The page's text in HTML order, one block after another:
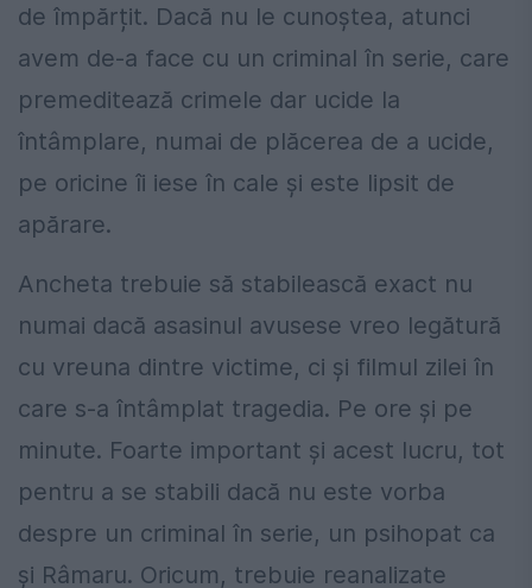
de împărțit. Dacă nu le cunoștea, atunci
avem de-a face cu un criminal în serie, care
premeditează crimele dar ucide la
întâmplare, numai de plăcerea de a ucide,
pe oricine îi iese în cale și este lipsit de
apărare.
Ancheta trebuie să stabilească exact nu
numai dacă asasinul avusese vreo legătură
cu vreuna dintre victime, ci și filmul zilei în
care s-a întâmplat tragedia. Pe ore și pe
minute. Foarte important și acest lucru, tot
pentru a se stabili dacă nu este vorba
despre un criminal în serie, un psihopat ca
și Râmaru. Oricum, trebuie reanalizate